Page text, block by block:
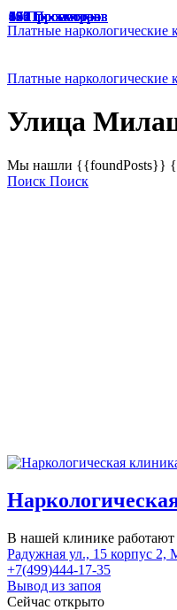
Платные
Платные
Улица
Мы нашли {{foundPosts}}
Поиск Поиск
49 Просмотров
В нашей клинике работают
Радужная ул., 15 корпус 2,
+7(499)444-17-35
Вывод из запоя
Сейчас открыто
47 Просмотров
33 Просмотра
65 Просмотров
67 Просмотров
166 Просмотров
125 Просмотров
136 Просмотров
187 Просмотров
174 Просмотра
129 Просмотров
191 Просмотр
94 Просмотра
45 Просмотров
55 Просмотров
60 Просмотров